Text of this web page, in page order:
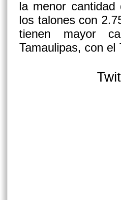
la menor cantidad
los talones con
tienen mayor
Tamaulipas, con el